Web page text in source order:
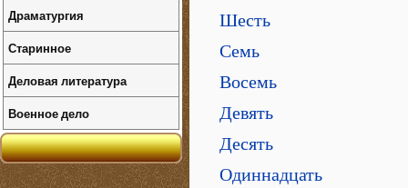
Шесть
Семь
Восемь
Девять
Десять
Одиннадцать
Драматургия
Старинное
Деловая литература
Военное дело